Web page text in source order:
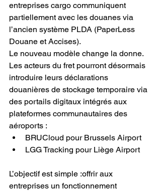
entreprises cargo communiquent
partiellement avec les douanes via
l’ancien système PLDA (PaperLess
Douane et Accises).
Le nouveau modèle change la donne.
Les acteurs du fret pourront désormais
introduire leurs déclarations
douanières de stockage temporaire via
des portails digitaux intégrés aux
plateformes communautaires des
aéroports :
BRUCloud pour Brussels Airport
LGG Tracking pour Liège Airport
L’objectif est simple :offrir aux
entreprises un fonctionnement